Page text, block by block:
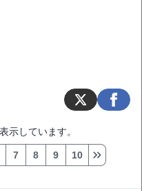
示しています。
7 8 9 10